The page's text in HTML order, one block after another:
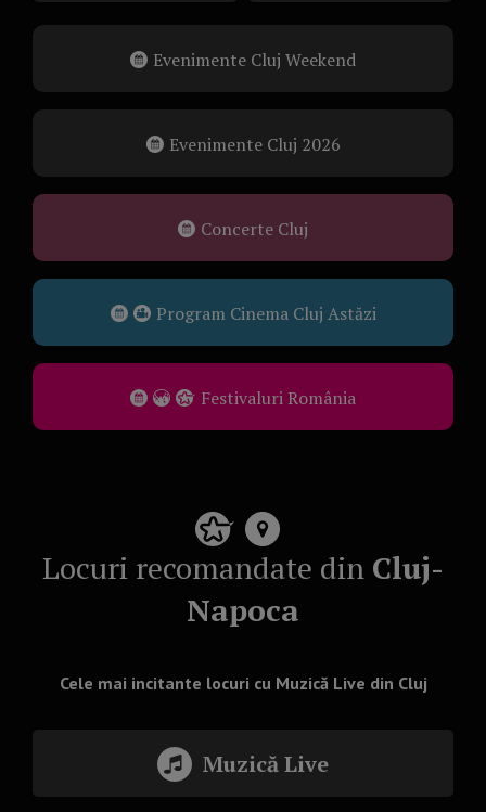
Evenimente Cluj Weekend
Evenimente Cluj 2026
Concerte Cluj
Program Cinema Cluj Astăzi
Festivaluri România
Locuri recomandate din Cluj-
Napoca
Cele mai incitante locuri cu Muzică Live din Cluj
Muzică Live